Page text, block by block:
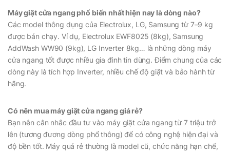
Máy giặt cửa ngang phổ biến nhất hiện nay là dòng nào?
Các model thông dụng của Electrolux, LG, Samsung từ 7–9 kg
được bán chạy. Ví dụ, Electrolux EWF8025 (8kg), Samsung
AddWash WW90 (9kg), LG Inverter 8kg… là những dòng máy
cửa ngang tốt được nhiều gia đình tin dùng. Điểm chung của các
dòng này là tích hợp Inverter, nhiều chế độ giặt và bảo hành từ
hãng.
Có nên mua máy giặt cửa ngang giá rẻ?
Bạn nên cân nhắc đầu tư vào máy giặt cửa ngang từ 7 triệu trở
lên (tương đương dòng phổ thông) để có công nghệ hiện đại và
độ bền tốt. Máy quá rẻ thường là model cũ, chức năng hạn chế,